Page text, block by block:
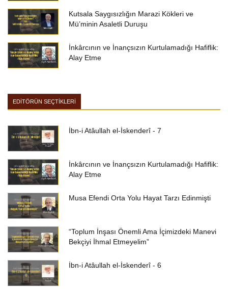
Kutsala Saygısızlığın Marazi Kökleri ve
Mü’minin Asaletli Duruşu
İnkârcının ve İnançsızın Kurtulamadığı Hafiflik:
Alay Etme
EDİTÖRÜN SEÇTİKLERİ
İbn-i Atâullah el-İskenderî - 7
İnkârcının ve İnançsızın Kurtulamadığı Hafiflik:
Alay Etme
Musa Efendi Orta Yolu Hayat Tarzı Edinmişti
“Toplum İnşası Önemli Ama İçimizdeki Manevi
Bekçiyi İhmal Etmeyelim”
İbn-i Atâullah el-İskenderî - 6